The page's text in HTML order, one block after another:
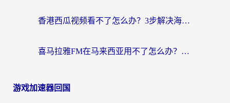
香港西瓜视频看不了怎么办？3步解决海外追剧难题，附靠谱加速器推荐
喜马拉雅FM在马来西亚用不了怎么办？海外华人亲测有效的回国加速指南
游戏加速器回国